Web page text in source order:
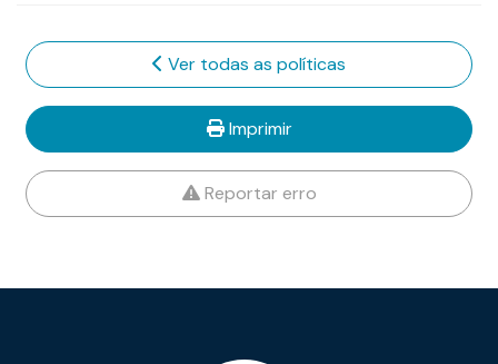
Ver todas as políticas
Imprimir
Reportar erro